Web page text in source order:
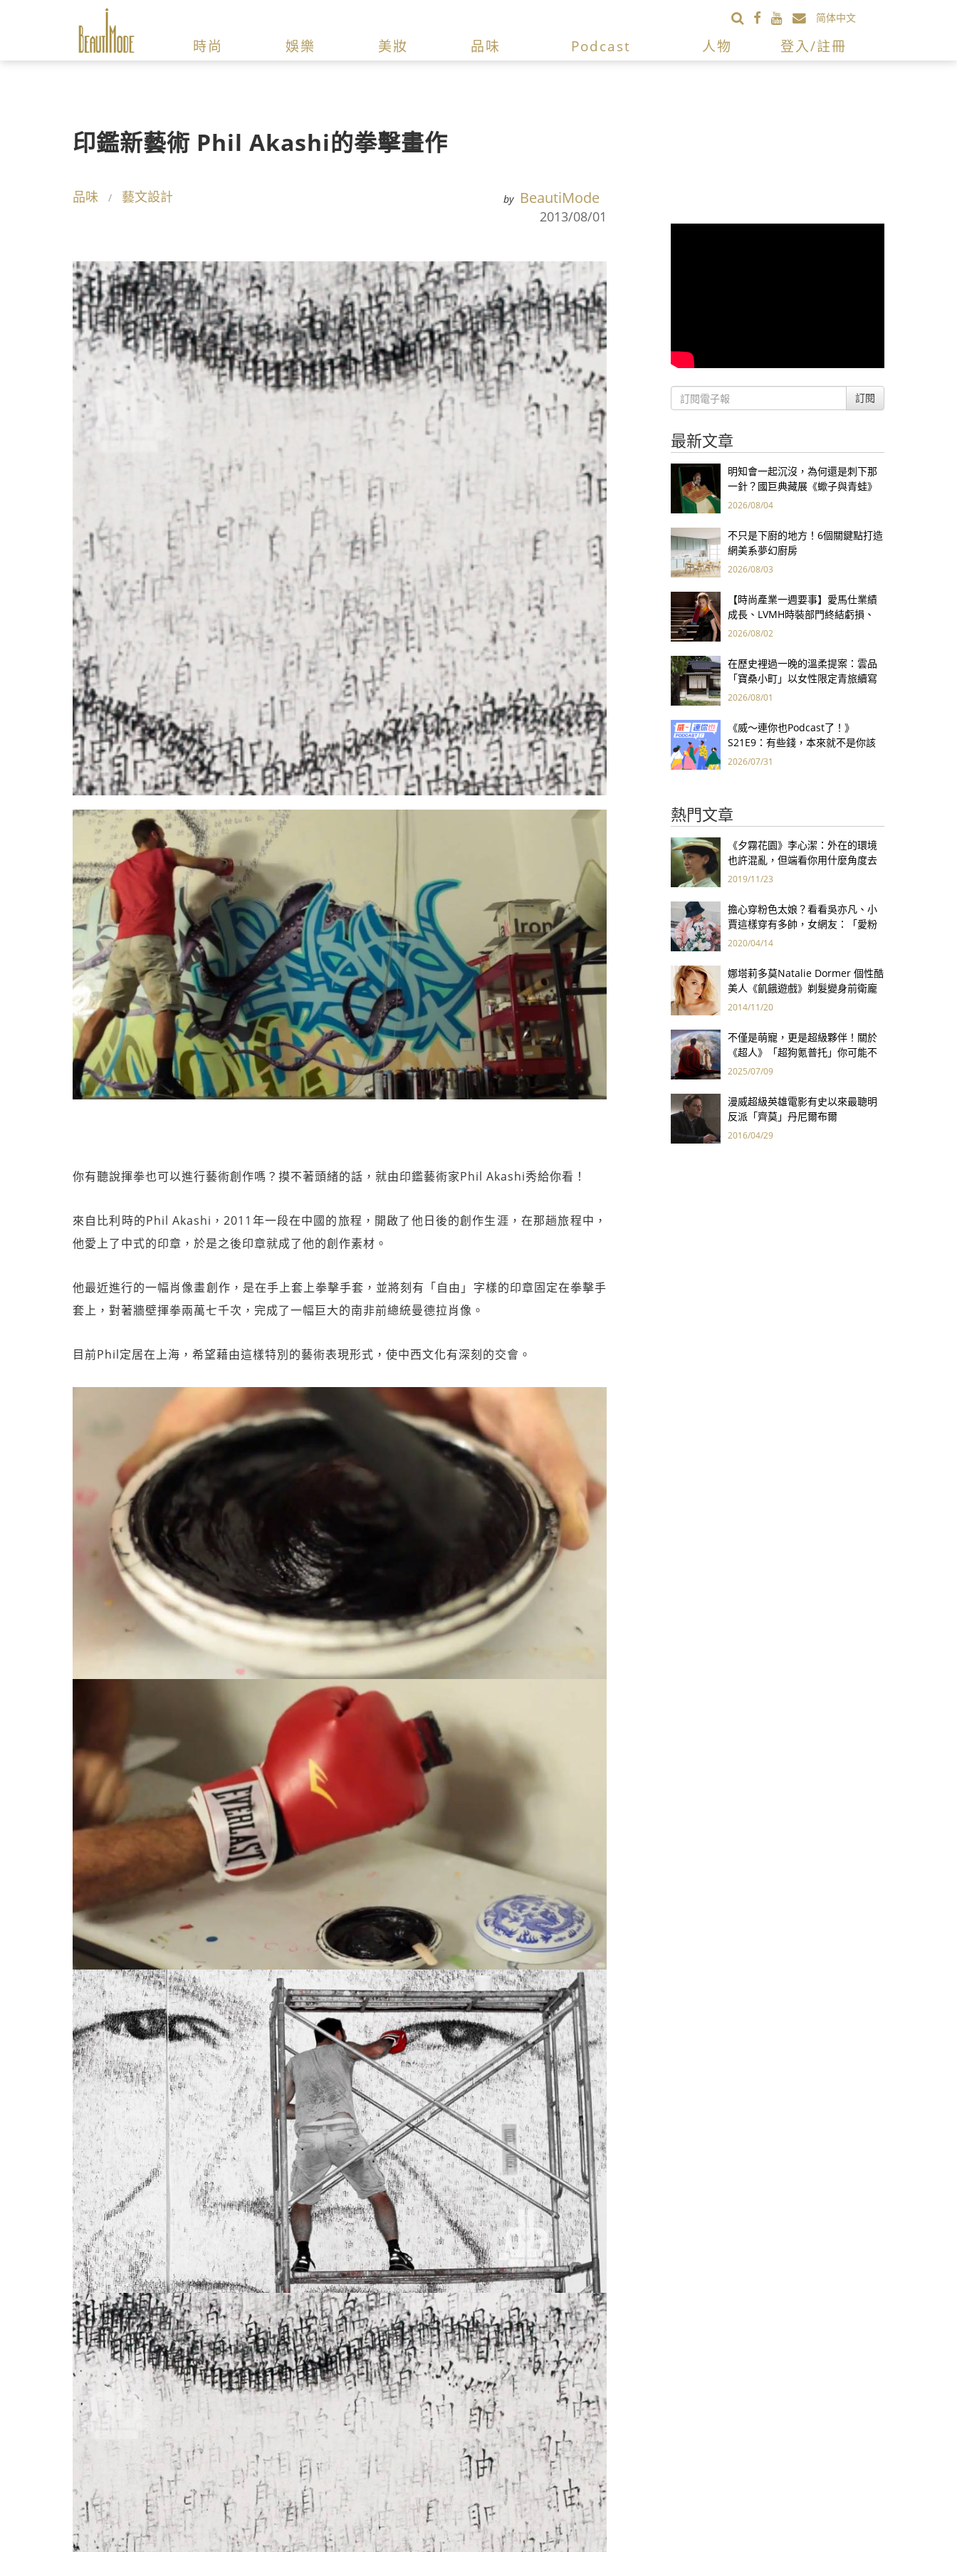
简体中文
時尚 娛樂 美妝 品味 Podcast 人物 登入/註冊
印鑑新藝術 Phil Akashi的拳擊畫作
品味 藝文設計 by BeautiMode
2013/08/01
你有聽說揮拳也可以進行藝術創作嗎？摸不著頭緒的話，就由印鑑藝術家Phil Akashi秀給你看！
來自比利時的Phil Akashi，2011年一段在中國的旅程，開啟了他日後的創作生涯，在那趟旅程中，
他愛上了中式的印章，於是之後印章就成了他的創作素材。
他最近進行的一幅肖像畫創作，是在手上套上拳擊手套，並將刻有「自由」字樣的印章固定在拳擊手
套上，對著牆壁揮拳兩萬七千次，完成了一幅巨大的南非前總統曼德拉肖像。
目前Phil定居在上海，希望藉由這樣特別的藝術表現形式，使中西文化有深刻的交會。
訂閱
最新文章
明知會一起沉沒，為何還是刺下那
一針？國巨典藏展《蠍子與青蛙》
用66件名作拷問人性
2026/08/04
不只是下廚的地方！6個關鍵點打造
網美系夢幻廚房
2026/08/03
【時尚產業一週要事】愛馬仕業績
成長、LVMH時裝部門終結虧損、
Kering轉型策略初現成效、Prada
2026/08/02
在歷史裡過一晚的溫柔提案：雲品
「寶桑小町」以女性限定青旅續寫
台東老屋記憶
2026/08/01
《威～連你也Podcast了！》
S21E9：有些錢，本來就不是你該
賺的——讀《一個投機者的告白》
2026/07/31
熱門文章
《夕霧花園》李心潔：外在的環境
也許混亂，但端看你用什麼角度去
看世界
2019/11/23
擔心穿粉色太娘？看看吳亦凡、小
賈這樣穿有多帥，女網友：「愛粉
色的男生果然都帥哥！」
2020/04/14
娜塔莉多莫Natalie Dormer 個性酷
美人《飢餓遊戲》剃髮變身前衛龐
克女
2014/11/20
不僅是萌寵，更是超級夥伴！關於
《超人》「超狗氪普托」你可能不
知道的幕後故事
2025/07/09
漫威超級英雄電影有史以來最聰明
反派「齊莫」丹尼爾布爾
2016/04/29